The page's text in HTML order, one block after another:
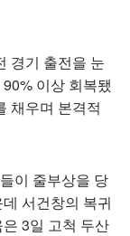
경기 출전을 눈
이상 회복됐
채우며 본격적
이 줄부상을 당
서건창의 복귀
3일 고척 두산